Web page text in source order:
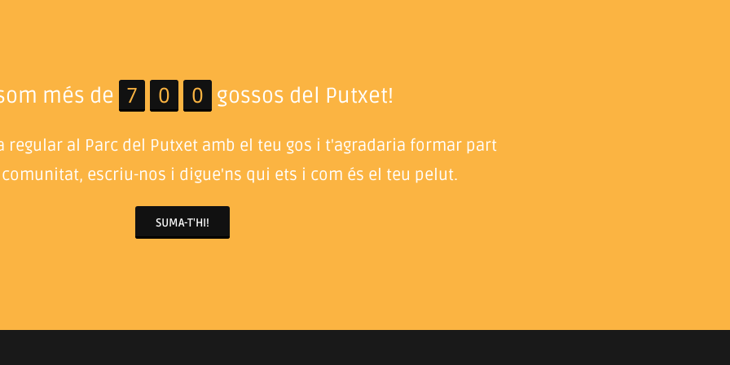
més de 7 0 0 gossos del Putxet!
regular al Parc del Putxet amb el teu gos i t'agradaria formar part
escriu-nos i digue'ns qui ets i com és el teu pelut.
SUMA-T'HI!